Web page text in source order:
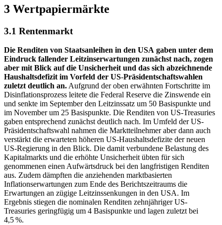
3 Wertpapiermärkte
3.1 Rentenmarkt
Die Renditen von Staatsanleihen in den USA gaben unter dem
Eindruck fallender Leitzinserwartungen zunächst nach, zogen
aber mit Blick auf die Unsicherheit und das sich abzeichnende
Haushaltsdefizit im Vorfeld der US-Präsidentschaftswahlen
zuletzt deutlich an. Aufgrund der oben erwähnten Fortschritte im
Disinflationsprozess leitete die Federal Reserve die Zinswende ein
und senkte im September den Leitzinssatz um 50 Basispunkte und
im November um 25 Basispunkte. Die Renditen von US-Treasuries
gaben entsprechend zunächst deutlich nach. Im Umfeld derUS-
Präsidentschaftswahl nahmen die Marktteilnehmer aber dann auch
verstärkt die erwarteten höheren US-Haushaltsdefizite der neuen
US-Regierung in den Blick. Die damit verbundene Belastung des
Kapitalmarkts und die erhöhte Unsicherheit übten für sich
genommenen einen Aufwärtsdruck bei den langfristigen Renditen
aus. Zudem dämpften die anziehenden marktbasierten
Inflationserwartungen zum Ende des Berichtszeitraums die
Erwartungen an zügige Leitzinssenkungen in den USA. Im
Ergebnis stiegen die nominalen Renditen zehnjähriger US-
Treasuries geringfügig um 4 Basispunkte und lagen zuletzt bei
4,5 %.